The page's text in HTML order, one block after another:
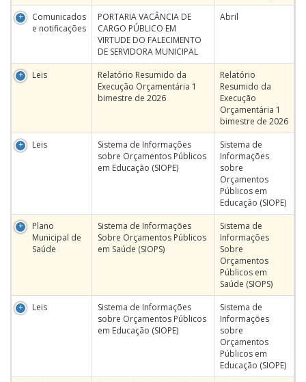
Comunicados
e notificações
PORTARIA VACÂNCIA DE
CARGO PÚBLICO EM
VIRTUDE DO FALECIMENTO
DE SERVIDORA MUNICIPAL
Abril
Leis
Relatório Resumido da
Execução Orçamentária 1
bimestre de 2026
Relatório
Resumido da
Execução
Orçamentária 1
bimestre de 2026
Leis
Sistema de Informações
sobre Orçamentos Públicos
em Educação (SIOPE)
Sistema de
Informações
sobre
Orçamentos
Públicos em
Educação (SIOPE)
Plano
Municipal de
Saúde
Sistema de Informações
Sobre Orçamentos Públicos
em Saúde (SIOPS)
Sistema de
Informações
Sobre
Orçamentos
Públicos em
Saúde (SIOPS)
Leis
Sistema de Informações
sobre Orçamentos Públicos
em Educação (SIOPE)
Sistema de
Informações
sobre
Orçamentos
Públicos em
Educação (SIOPE)